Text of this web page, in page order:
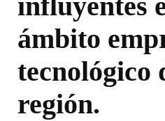
ámbito
tecnológico
región.